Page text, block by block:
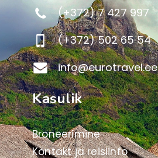
(+372) 7 427 997
(+372) 502 65 54
info@eurotravel.ee
Kasulik
Broneerimine
Kontakt ja reisiinfo